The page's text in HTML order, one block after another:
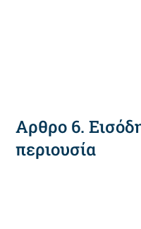
Αρθρο 6.
περιουσία